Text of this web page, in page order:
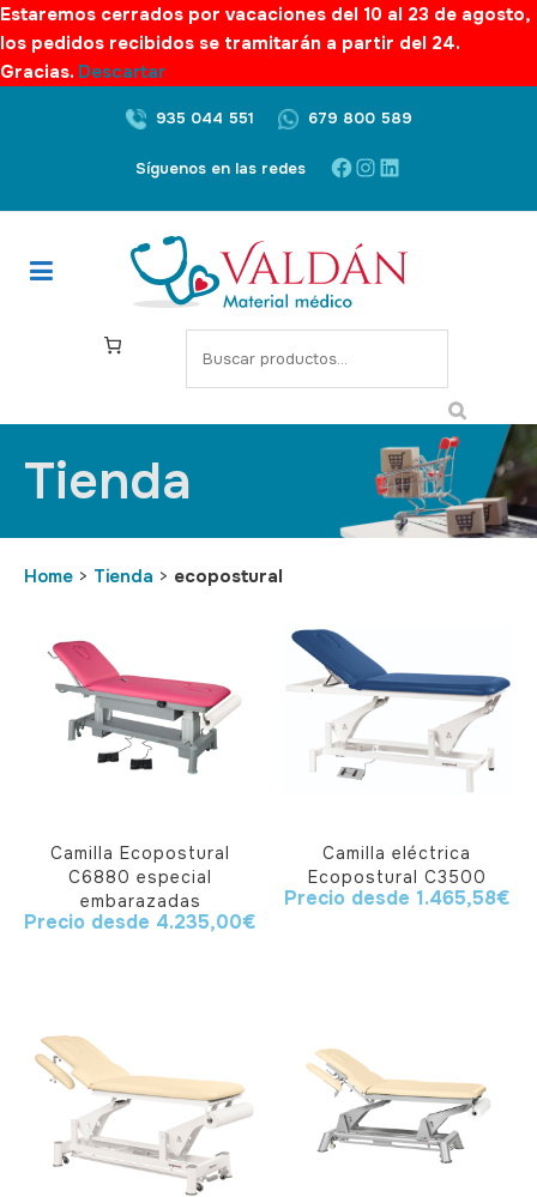
Estaremos cerrados por vacaciones del 10 al 23 de agosto,
los pedidos recibidos se tramitarán a partir del 24.
Gracias. Descartar
935 044 551 679 800 589
Síguenos en las redes
Tienda
Home > Tienda > ecopostural
Camilla Ecopostural
C6880 especial
embarazadas
Precio desde 4.235,00€
Camilla eléctrica
Ecopostural C3500
Precio desde 1.465,58€